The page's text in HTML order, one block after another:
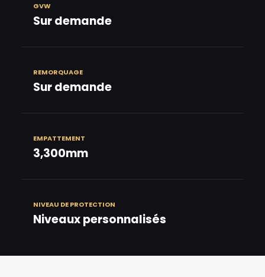
GVW
Sur demande
REMORQUAGE
Sur demande
EMPATTEMENT
3,300mm
NIVEAU DE PROTECTION
Niveaux personnalisés